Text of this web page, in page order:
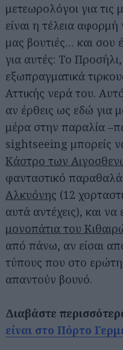
μετεωρολόγοι για τις
είναι η τέλεια
μας βουτιές… και σου
για αυτές: Το
εξωπραγματικά
Αττικής νερά του.
αν έρθεις ως εδώ για
μέρα στην παραλία
sightseeing μπορείς
Κάστρο των
φανταστικό
Αλκυόνης (12
αυτά αντέχεις), και να
μονοπάτια του
από πάνω, αν είσαι
τύπους που στο
απαντούν βουνό.
Διαβάστε
είναι στο Πόρτο